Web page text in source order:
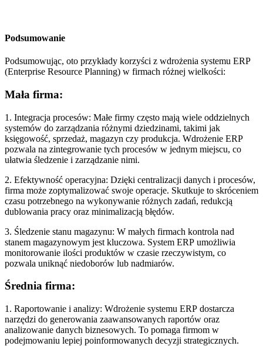
Podsumowanie
Podsumowując, oto przykłady korzyści z wdrożenia systemu ERP
(Enterprise Resource Planning) w firmach różnej wielkości:
Mała firma:
1. Integracja procesów: Małe firmy często mają wiele oddzielnych
systemów do zarządzania różnymi dziedzinami, takimi jak
księgowość, sprzedaż, magazyn czy produkcja. Wdrożenie ERP
pozwala na zintegrowanie tych procesów w jednym miejscu, co
ułatwia śledzenie i zarządzanie nimi.
2. Efektywność operacyjna: Dzięki centralizacji danych i procesów,
firma może zoptymalizować swoje operacje. Skutkuje to skróceniem
czasu potrzebnego na wykonywanie różnych zadań, redukcją
dublowania pracy oraz minimalizacją błędów.
3. Śledzenie stanu magazynu: W małych firmach kontrola nad
stanem magazynowym jest kluczowa. System ERP umożliwia
monitorowanie ilości produktów w czasie rzeczywistym, co
pozwala uniknąć niedoborów lub nadmiarów.
Średnia firma:
1. Raportowanie i analizy: Wdrożenie systemu ERP dostarcza
narzędzi do generowania zaawansowanych raportów oraz
analizowanie danych biznesowych. To pomaga firmom w
podejmowaniu lepiej poinformowanych decyzji strategicznych.